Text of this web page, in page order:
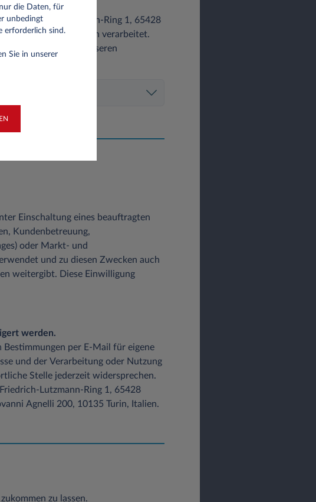
Friedrich-Lutzmann-Ring 1, 65428
beschrieben verarbeitet.
und zu unseren
Einschaltung eines beauftragten
Kundenbetreuung,
oder Markt- und
und zu diesen Zwecken auch
weitergibt. Diese Einwilligung
werden.
per E-Mail für eigene
und der Verarbeitung oder Nutzung
Stelle jederzeit widersprechen.
Lutzmann-Ring 1, 65428
Agnelli 200, 10135 Turin, Italien.
zu lassen.
die Daten, für
unbedingt
erforderlich sind.
Sie in unserer